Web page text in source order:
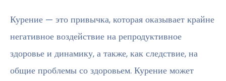
Курение — это привычка, которая оказывает крайне
негативное воздействие на репродуктивное
здоровье и динамику, а также, как следствие, на
общие проблемы со здоровьем. Курение может